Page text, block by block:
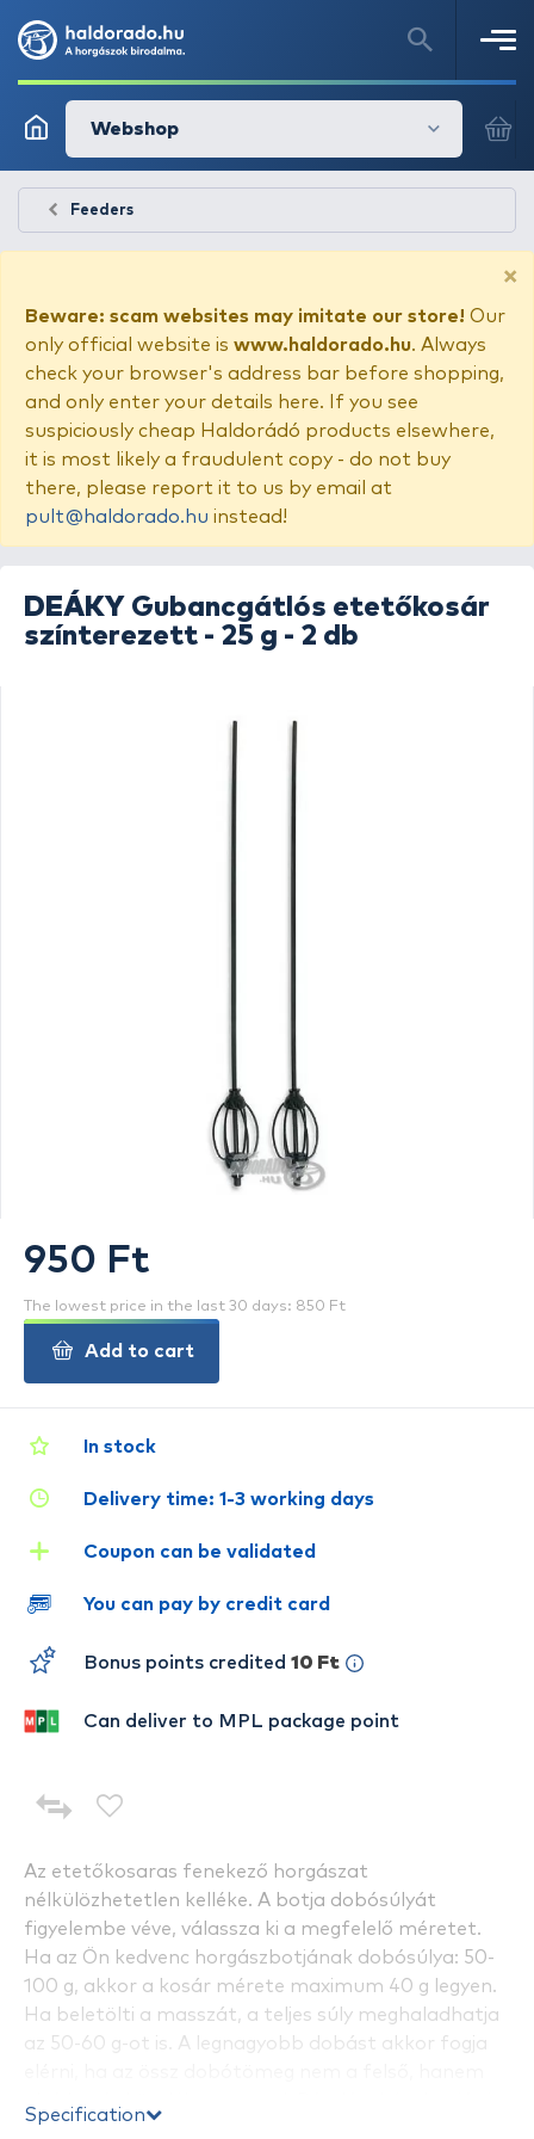
Webshop
Feeders
×
Beware: scam websites may imitate our store! Our
only official website is www.haldorado.hu. Always
check your browser's address bar before shopping,
and only enter your details here. If you see
suspiciously cheap Haldorádó products elsewhere,
it is most likely a fraudulent copy - do not buy
there, please report it to us by email at
pult@haldorado.hu instead!
DEÁKY Gubancgátlós etetőkosár
színterezett - 25 g - 2 db
Az etetőkosaras fenekező horgászat
nélkülözhetetlen kelléke. A botja dobósúlyát
figyelembe véve, válassza ki a megfelelő méretet.
Ha az Ön kedvenc horgászbotjának dobósúlya: 50-
100 g, akkor a kosár mérete maximum 40 g legyen.
Ha beletölti a masszát, a teljes súly meghaladhatja
az 50-60 g-ot is. A legnagyobb dobást akkor fogja
kíméli. Ez a gubancgátlócsővel ellátott színterezett
Specification
In stock
Delivery time: 1-3 working days
Coupon can be validated
You can pay by credit card
Bonus points credited 10 Ft
Can deliver to MPL package point
950 Ft
The lowest price in the last 30 days: 850 Ft
Add to cart